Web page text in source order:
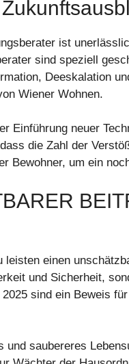
ist
sind speziell
Deeskalation
Wiener Wohnen.
Einführung neuer
die Zahl der
Bewohner, um ein
einen
und Sicherheit,
sind ein Beweis
saubereres